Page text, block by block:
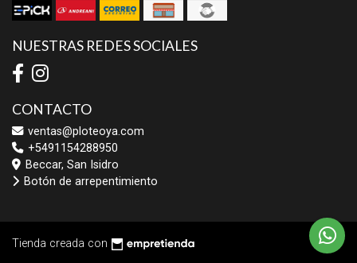
NUESTRAS REDES SOCIALES
CONTACTO
ventas@ploteoya.com
+5491154288950
Beccar, San Isidro
Botón de arrepentimiento
Tienda creada con